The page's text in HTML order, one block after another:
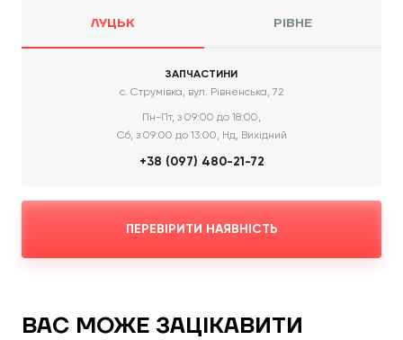
ЛУЦЬК РІВНЕ
ЗАПЧАСТИНИ
с. Струмівка, вул. Рівненська, 72
Пн-Пт, з 09:00 до 18:00,
Сб, з 09:00 до 13:00, Нд, Вихідний
+38 (097) 480-21-72
ПЕРЕВІРИТИ НАЯВНІСТЬ
ВАС МОЖЕ ЗАЦІКАВИТИ